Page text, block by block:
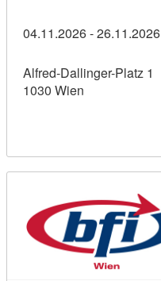
04.11.2026 - 26.11.2026
Alfred-Dallinger-Platz 1
1030 Wien